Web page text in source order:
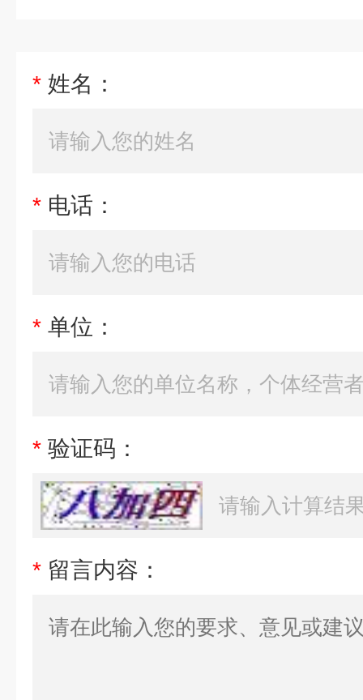
* 姓名：
* 电话：
* 单位：
* 验证码：
* 留言内容：